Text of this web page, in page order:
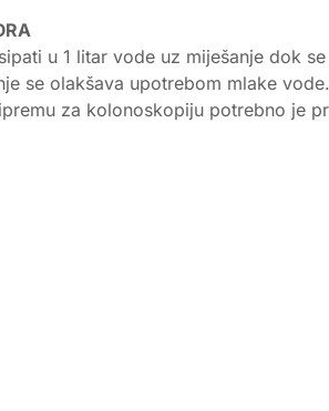
u 1 litar vode uz miješanje dok
se olakšava upotrebom mlake
za kolonoskopiju potrebno je